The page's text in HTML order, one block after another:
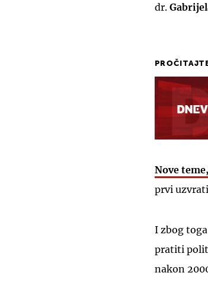
dr.
Nove
prvi
I zbog
pratiti
nakon